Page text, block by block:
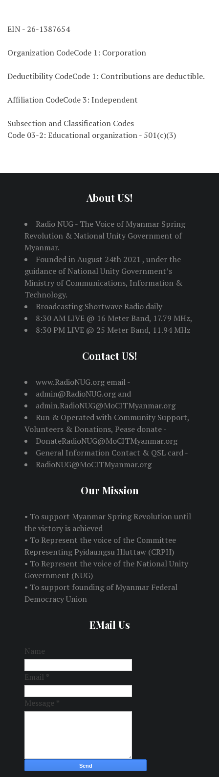
EIN - 26-1387654
Organization CodeCode 1: Corporation
Deductibility CodeCode 1: Contributions are deductible.
Affiliation CodeCode 3: Independent
Subsection and Classification Codes
Code 03-2: Educational organization - 501(c)(3)
About US!
Radio NUG - The Voice of Myanmar Spring
Revolution & National Unity Government of
Myanmar.
Founded in August 24th 2021 , under the
guidance of National Unity Government’s
Ministry of Communications, Information &
Technology.
Broadcasting Shortwave Radio daily
8:30 AM LIVE @ 16 Meter Band, 17.79 MHz,
8:30 PM LIVE @ 25 Meter Band, 11.94 MHz
Contact US!
www.RadioNUG.org email -
admin@RadioNUG.org and
admin.RadioNUG@MoCITMyanmar.org
Run & Operated with Community Support,
Volunteers & Donations, Pease donate -
DonateRadioNUG@MoCITMyanmar.org
General Information Contact & QSL card -
RadioNUG@MoCITMyanmar.org
Our Mission
• To support Myanmar Spring Revolution until
the victory is achieved
• To Represent the voice of the Committee
Representing Pyidaungsu Hluttaw (CRPH)
• To Represent the voice of the National Unity
Government (NUG)
• To support founding of Myanmar Federal
Democracy Union
EMail Us
Name
Email *
Message *